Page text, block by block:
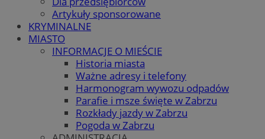
Artykuły sponsorowane
KRYMINALNE
MIASTO
INFORMACJE O MIEŚCIE
Historia miasta
Ważne adresy i telefony
Harmonogram wywozu odpadów
Parafie i msze święte w Zabrzu
Rozkłady jazdy w Zabrzu
Pogoda w Zabrzu